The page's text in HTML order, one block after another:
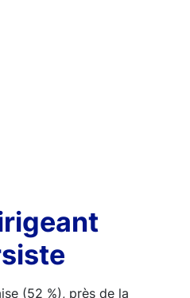
(52 %), près de la